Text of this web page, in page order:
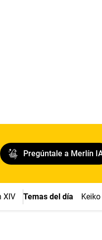
Pregúntale a Merlín
XIV Temas del día